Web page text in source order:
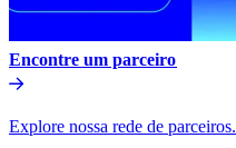
Encontre um parceiro​​
Explore nossa rede de parceiros.​​